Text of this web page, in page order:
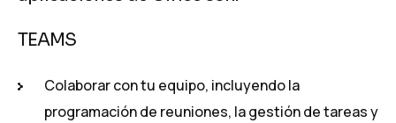
TEAMS
Colaborar con tu equipo, incluyendo la
programación de reuniones, la gestión de tareas y